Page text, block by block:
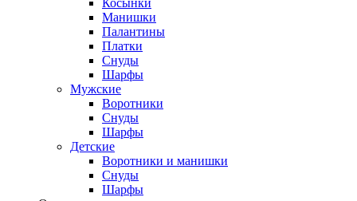
Косынки
Манишки
Палантины
Платки
Снуды
Шарфы
Мужские
Воротники
Снуды
Шарфы
Детские
Воротники и манишки
Снуды
Шарфы